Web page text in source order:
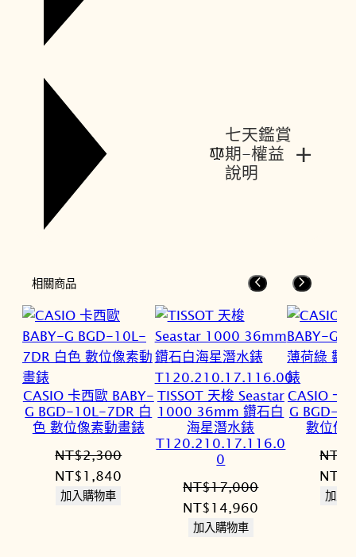
七天鑑賞
期-權益
說明
+
相關商品
CASIO 卡西歐 BABY-
G BGD-10L-7DR 白
色 數位像素動畫錶
NT$2,300
原
始
NT$1,840
加入購物車
TISSOT 天梭 Seastar
1000 36mm 鑽石白
海星潛水錶
T120.210.17.116.0
0
NT$17,000
原
始
NT$14,960
加入購物車
CASIO 卡
G BGD-
數位像
NT$
原
始
NT$
加入